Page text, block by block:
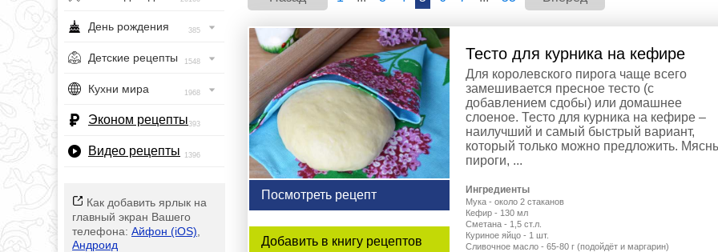
День рождения 385
Детские рецепты 1548
Кухни мира 1968
Эконом рецепты393
Видео рецепты 1396
Как добавить ярлык на
главный экран Вашего
телефона: Айфон (iOS)
Андроид
Посмотреть рецепт
Добавить в книгу рецептов
Тесто для курника на кефире
Для королевского пирога чаще всего
замешивается пресное тесто (с
добавлением сдобы) или домашнее
слоеное. Тесто для курника на кефире –
наилучший и самый быстрый вариант,
который только можно предложить.
пироги, ...
Ингредиенты
Мука - около 2 стаканов
Кефир - 130 мл
Сметана - 1,5 ст.л.
Куриное яйцо - 1 шт.
Сливочное масло - 65-80 г (подойдёт и маргарин)